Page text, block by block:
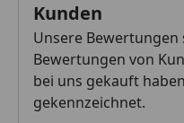
Kunden
Unsere Bewertungen
Bewertungen von
bei uns gekauft
gekennzeichnet.